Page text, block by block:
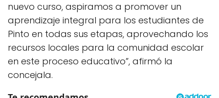
nuevo curso, aspiramos a promover un
aprendizaje integral para los estudiantes de
Pinto en todas sus etapas, aprovechando los
recursos locales para la comunidad escolar
en este proceso educativo”, afirmó la
concejala.